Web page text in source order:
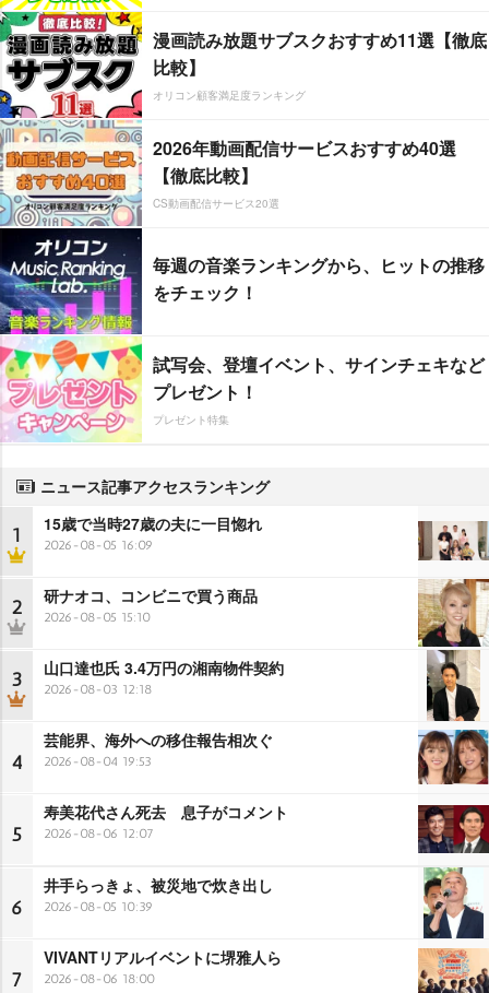
漫画読み放題サブスクおすすめ11選【徹底
比較】
オリコン顧客満足度ランキング
2026年動画配信サービスおすすめ40選
【徹底比較】
CS動画配信サービス20選
毎週の音楽ランキングから、ヒットの推移
をチェック！
試写会、登壇イベント、サインチェキなど
プレゼント！
プレゼント特集
ニュース記事アクセスランキング
1 15歳で当時27歳の夫に一目惚れ
2026-08-05 16:09
2 研ナオコ、コンビニで買う商品
2026-08-05 15:10
3 山口達也氏 3.4万円の湘南物件契約
2026-08-03 12:18
4
芸能界、海外への移住報告相次ぐ
2026-08-04 19:53
5
寿美花代さん死去 息子がコメント
2026-08-06 12:07
6
井手らっきょ、被災地で炊き出し
2026-08-05 10:39
7
VIVANTリアルイベントに堺雅人ら
2026-08-06 18:00